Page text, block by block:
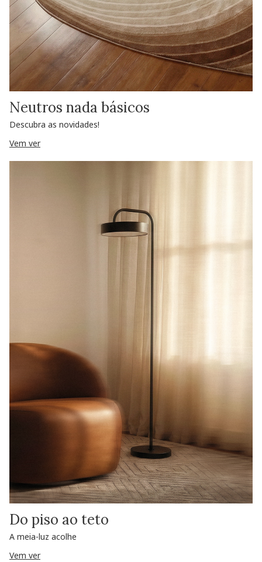
Neutros nada básicos
Descubra as novidades!
Vem ver
Do piso ao teto
A meia-luz acolhe
Vem ver